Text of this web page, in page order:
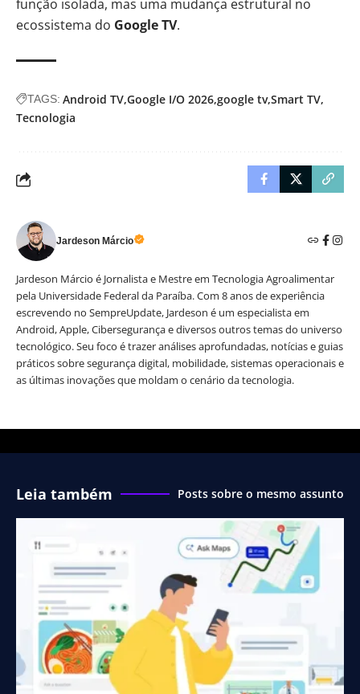
função isolada, mas uma mudança estrutural no
ecossistema do Google TV.
TAGS: Android TV Google I/O 2026 google tv Smart TV
Tecnologia
Jardeson Márcio
Jardeson Márcio é Jornalista e Mestre em Tecnologia Agroalimentar
pela Universidade Federal da Paraíba. Com 8 anos de experiência
escrevendo no SempreUpdate, Jardeson é um especialista em
Android, Apple, Cibersegurança e diversos outros temas do universo
tecnológico. Seu foco é trazer análises aprofundadas, notícias e guias
práticos sobre segurança digital, mobilidade, sistemas operacionais e
as últimas inovações que moldam o cenário da tecnologia.
Leia também Posts sobre o mesmo assunto